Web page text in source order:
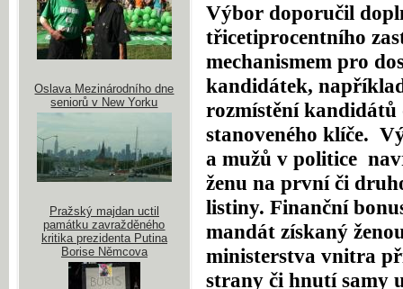
Výbor doporučil
třicetiprocentního
mechanismem pro
kandidátek,
rozmístění kandidátů
stanoveného klíče.
a mužů v politice
ženu na první či
listiny. Finanční
mandát získaný
ministerstva vnitra
strany či hnutí samy
Oslava Mezinárodního dne
seniorů v New Yorku
Pražský majdan uctil
památku zavražděného
kritika prezidenta Putina
Borise Němcova